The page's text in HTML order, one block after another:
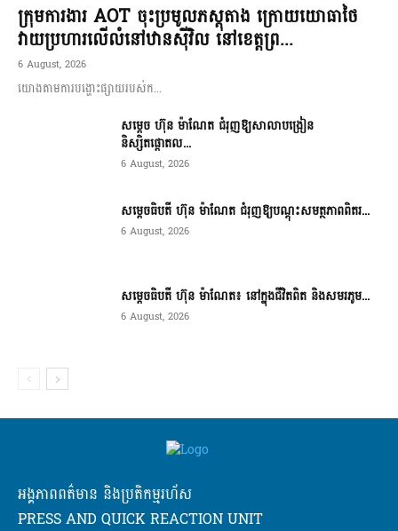
ក្រុមការងារ AOT ចុះប្រមូលភស្តុតាង ក្រោយយោធាថៃ
វាយប្រហារលើលំនៅឋានស៊ីវិល នៅខេត្តព្រ...
6 August, 2026
យោងតាមការបង្ហោះផ្សាយរបស់ក...
សម្តេច ហ៊ុន ម៉ាណែត ជំរុញឱ្យសាលាបង្រៀន
និស្សិតផ្តោតល...
6 August, 2026
សម្តេចធិបតី ហ៊ុន ម៉ាណែត ជំរុញឱ្យបណ្តុះសមត្ថភាពពិតរ...
6 August, 2026
សម្តេចធិបតី ហ៊ុន ម៉ាណែត៖ នៅក្នុងជីវិតពិត និងសមរភូម...
6 August, 2026
អង្គភាពពត៌មាន និងប្រតិកម្មរហ័ស
PRESS AND QUICK REACTION UNIT